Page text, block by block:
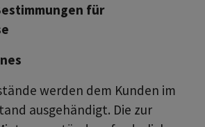
für
werden dem Kunden im
ausgehändigt. Die zur